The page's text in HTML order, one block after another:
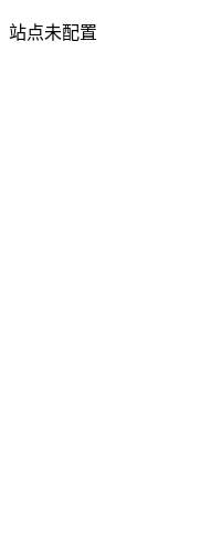
站点未配置